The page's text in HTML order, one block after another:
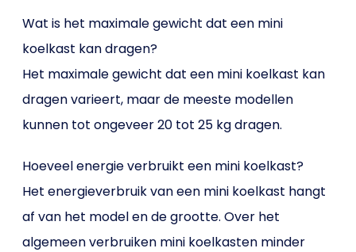
Wat is het maximale gewicht dat een mini
koelkast kan dragen?
Het maximale gewicht dat een mini koelkast kan
dragen varieert, maar de meeste modellen
kunnen tot ongeveer 20 tot 25 kg dragen.
Hoeveel energie verbruikt een mini koelkast?
Het energieverbruik van een mini koelkast hangt
af van het model en de grootte. Over het
algemeen verbruiken mini koelkasten minder